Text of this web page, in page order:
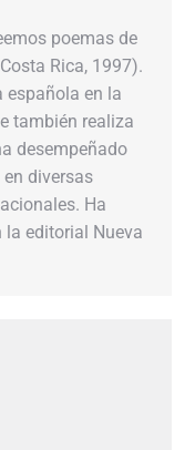
poemas de
Rica, 1997).
española en la
también realiza
desempeñado
diversas
Ha
la editorial Nueva